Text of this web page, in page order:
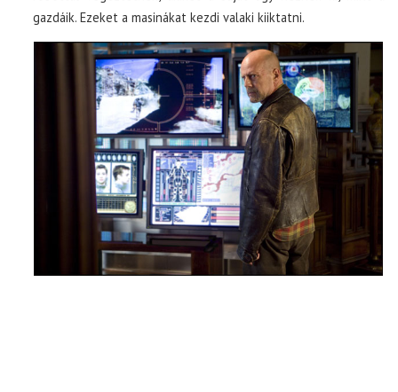
gazdáik. Ezeket a masinákat kezdi valaki kiiktatni.